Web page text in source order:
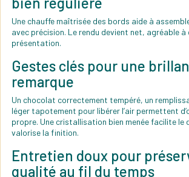
Une chauffe maîtrisée des bords aide à
avec précision. Le rendu devient net, agréable
présentation.
Gestes clés pour une
remarque
Un chocolat correctement tempéré, un
léger tapotement pour libérer l’air permettent
propre. Une cristallisation bien menée facilite le
valorise la finition.
Entretien doux pour
qualité au fil du temps